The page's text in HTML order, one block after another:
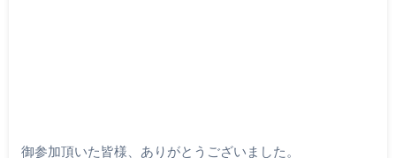
御参加頂いた皆様、ありがとうございました。